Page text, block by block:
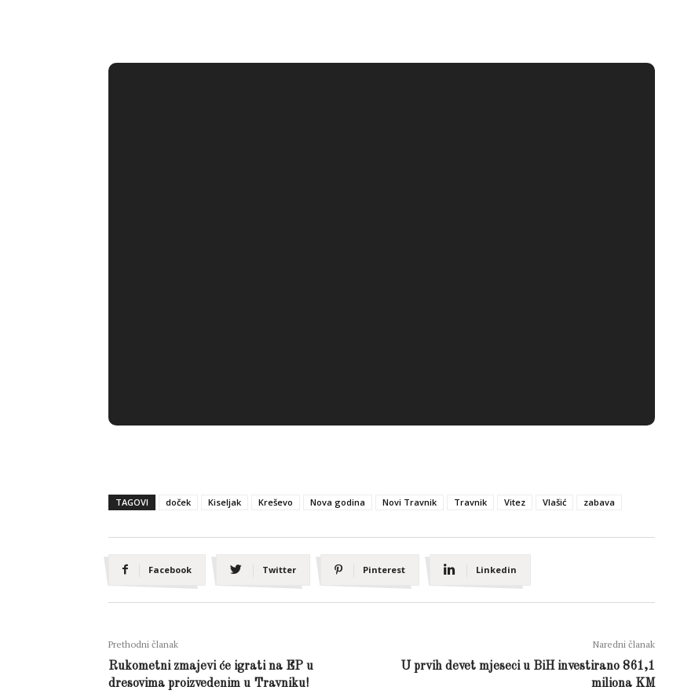
TAGOVI doček Kiseljak Kreševo Nova godina Novi Travnik Travnik Vitez Vlašić zabava
Facebook Twitter Pinterest Linkedin
Prethodni članak
Rukometni zmajevi će igrati na EP u
dresovima proizvedenim u Travniku!
Naredni članak
U prvih devet mjeseci u BiH investirano 861,1
miliona KM